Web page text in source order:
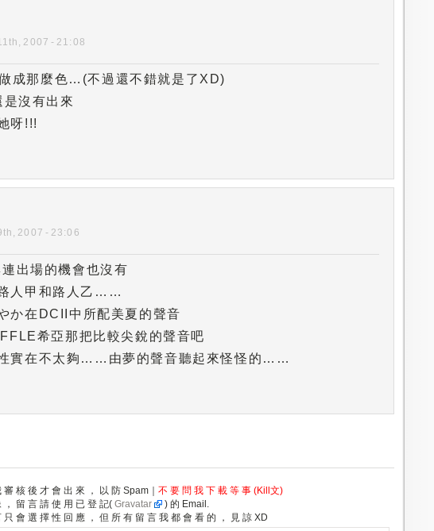
2007 - 21:08
成那麼色…(不過還不錯就是了XD)
沒有出來
呀!!!
2007 - 23:06
出場的機會也沒有
人甲和路人乙……
か在DCII中所配美夏的聲音
希亞那把比較尖銳的聲音吧
實在不太夠……由夢的聲音聽起來怪怪的……
核 後 才 會 出 來 ， 以 防 Spam｜ 不 要 問 我 下 載 等 事 (Kill文)
留 言 請 使 用 已 登 記( Gravatar
) 的 Email.
會 選 擇 性 回 應 ， 但 所 有 留 言 我 都 會 看 的 ， 見 諒 XD